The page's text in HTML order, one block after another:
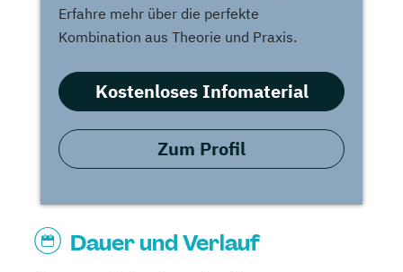
Erfahre mehr über die perfekte
Kombination aus Theorie und Praxis.
Kostenloses Infomaterial
Zum Profil
Dauer und Verlauf